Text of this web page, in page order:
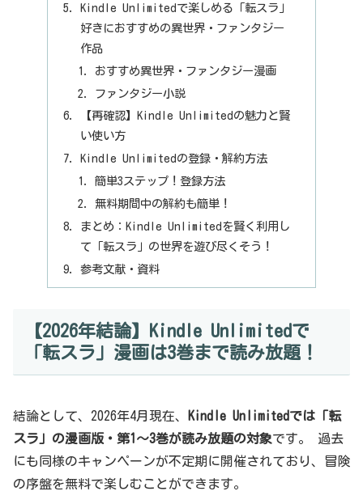
Kindle Unlimitedで楽しめる「転スラ」
好きにおすすめの異世界・ファンタジー
作品
おすすめ異世界・ファンタジー漫画
ファンタジー小説
【再確認】Kindle Unlimitedの魅力と賢
い使い方
Kindle Unlimitedの登録・解約方法
簡単3ステップ！登録方法
無料期間中の解約も簡単！
まとめ：Kindle Unlimitedを賢く利用し
て「転スラ」の世界を遊び尽くそう！
参考文献・資料
【2026年結論】Kindle Unlimitedで
「転スラ」漫画は3巻まで読み放題！
結論として、2026年4月現在、
Kindle Unlimitedでは「転
スラ」の漫画版・第1～3巻が読み放題の対象です。 過去
にも同様のキャンペーンが不定期に開催されており、冒険
の序盤を無料で楽しむことができます。